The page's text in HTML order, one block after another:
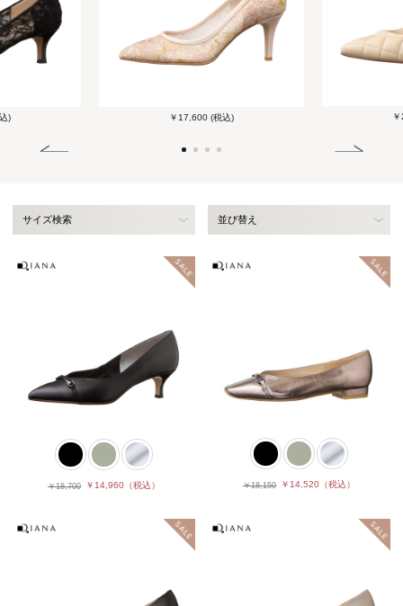
) ￥17,600 (税込)
サイズ検索 並び替え
￥18,700 ￥14,960 （税込） ￥18,150 ￥14,520（税込）